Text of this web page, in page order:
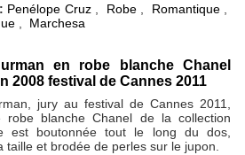
Penélope Cruz, Robe, Romantique,
, Marchesa
en robe blanche Chanel
2008 festival de Cannes 2011
jury au festival de Cannes 2011,
robe blanche Chanel de la collection
est boutonnée tout le long du dos,
taille et brodée de perles sur le jupon.